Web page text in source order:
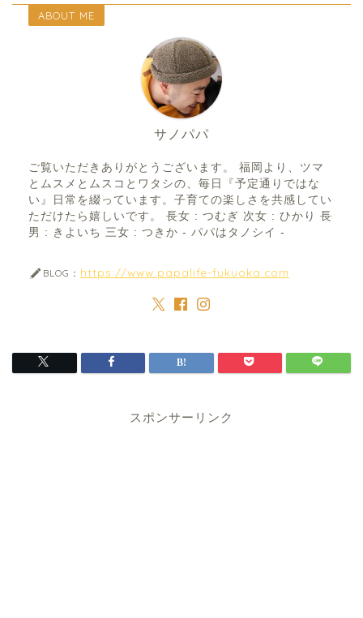
ABOUT ME
サノパパ
ご覧いただきありがとうございます。 福岡より、ツマ
とムスメとムスコとワタシの、毎日『予定通りではな
い』日常を綴っています。子育ての楽しさを共感してい
ただけたら嬉しいです。 長女 : つむぎ 次女 : ひかり 長
男 : きよいち 三女 : つきか - パパはタノシイ -
BLOG： https://www.papalife-fukuoka.com
スポンサーリンク